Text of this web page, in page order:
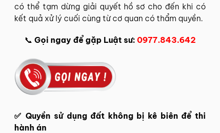
có thể tạm dừng giải quyết hồ sơ cho đến khi có
kết quả xử lý cuối cùng từ cơ quan có thẩm quyền.
📞 Gọi ngay để gặp Luật sư: 0977.843.642
✅ Quyền sử dụng đất không bị kê biên để thi
hành án